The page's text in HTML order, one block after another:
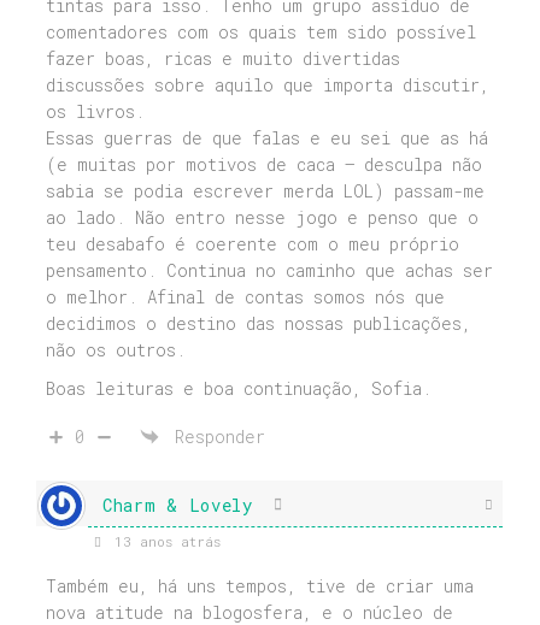
tintas para isso. Tenho um grupo assíduo de
comentadores com os quais tem sido possível
fazer boas, ricas e muito divertidas
discussões sobre aquilo que importa discutir,
os livros.
Essas guerras de que falas e eu sei que as há
(e muitas por motivos de caca – desculpa não
sabia se podia escrever merda LOL) passam-me
ao lado. Não entro nesse jogo e penso que o
teu desabafo é coerente com o meu próprio
pensamento. Continua no caminho que achas ser
o melhor. Afinal de contas somos nós que
decidimos o destino das nossas publicações,
não os outros.
Boas leituras e boa continuação, Sofia.
0 Responder
Charm & Lovely
13 anos atrás
Também eu, há uns tempos, tive de criar uma
nova atitude na blogosfera, e o núcleo de